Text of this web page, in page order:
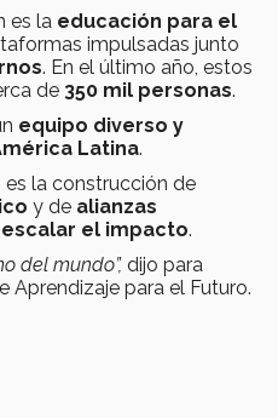
es la educación para el
impulsadas junto
. En el último año, estos
de 350 mil personas.
equipo diverso y
Latina.
la construcción de
y de alianzas
escalar el impacto.
del mundo”, dijo para
Aprendizaje para el Futuro.